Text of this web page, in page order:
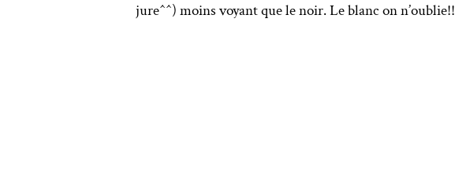
jure^^) moins voyant que le noir. Le blanc on n’oublie!!